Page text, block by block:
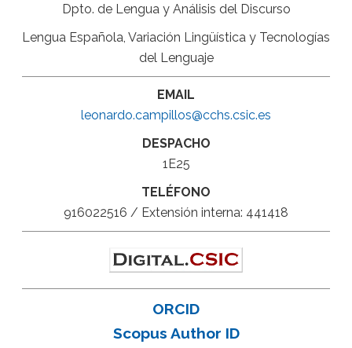
Dpto. de Lengua y Análisis del Discurso
Lengua Española, Variación Lingüística y Tecnologías
del Lenguaje
EMAIL
leonardo.campillos@cchs.csic.es
DESPACHO
1E25
TELÉFONO
916022516 / Extensión interna: 441418
ORCID
Scopus Author ID